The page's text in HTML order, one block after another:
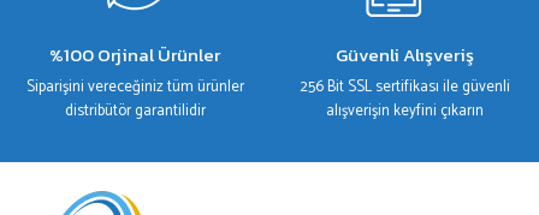
%100 Orjinal Ürünler
Siparişini vereceğiniz tüm ürünler
distribütör garantilidir
Güvenli Alışveriş
256 Bit SSL sertifikası ile güvenli
alışverişin keyfini çıkarın